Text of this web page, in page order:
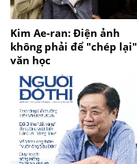
Kim Ae-ran: Điện ảnh
không phải để "chép lại"
văn học